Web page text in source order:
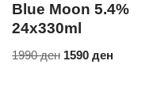
Blue Moon 5.4%
24x330ml
1990ден 1590 ден